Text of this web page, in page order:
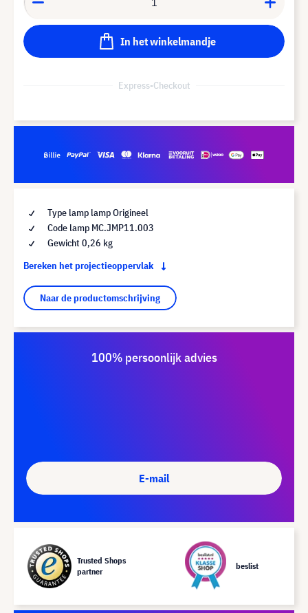
In het winkelmandje
Express-Checkout
Type lamp lamp Origineel
Code lamp MC.JMP11.003
Gewicht 0,26 kg
Bereken het projectieoppervlak
Naar de productomschrijving
100% persoonlijk advies
E-mail
Trusted Shops
partner
beslist